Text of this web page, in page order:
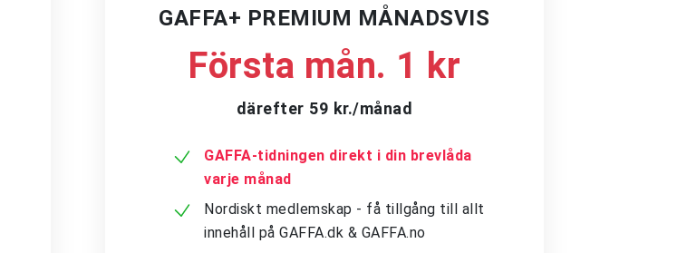
GAFFA+ PREMIUM MÅNADSVIS
Första mån. 1 kr
därefter 59 kr./månad
GAFFA-tidningen direkt i din brevlåda
varje månad
Nordiskt medlemskap - få tillgång till allt
innehåll på GAFFA.dk & GAFFA.no